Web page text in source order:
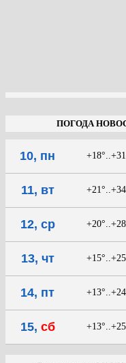
ПОГОДА
10, пн
11, вт
12, ср
13, чт
14, пт
15, сб